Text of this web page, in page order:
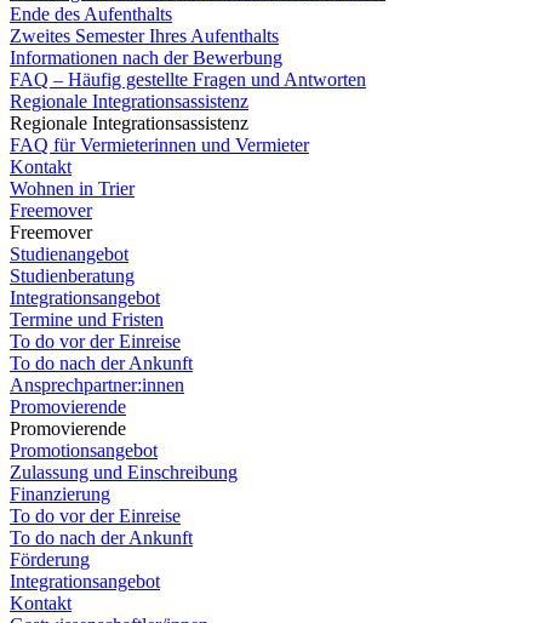
Ende des Aufenthalts
Zweites Semester Ihres Aufenthalts
Informationen nach der Bewerbung
FAQ – Häufig gestellte Fragen und Antworten
Regionale Integrationsassistenz
Regionale Integrationsassistenz
FAQ für Vermieterinnen und Vermieter
Kontakt
Wohnen in Trier
Freemover
Freemover
Studienangebot
Studienberatung
Integrationsangebot
Termine und Fristen
To do vor der Einreise
To do nach der Ankunft
Ansprechpartner:innen
Promovierende
Promovierende
Promotionsangebot
Zulassung und Einschreibung
Finanzierung
To do vor der Einreise
To do nach der Ankunft
Förderung
Integrationsangebot
Kontakt